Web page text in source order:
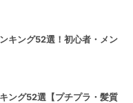
キング52選！初心者・メン
ング52選【プチプラ・髪質